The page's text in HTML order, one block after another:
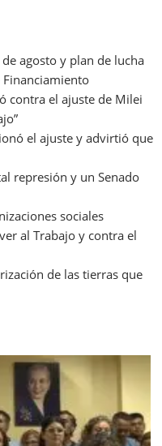
agosto y plan de lucha
contra el ajuste de Milei
el ajuste y advirtió que
represión y un Senado
sociales
al Trabajo y contra el
de las tierras que